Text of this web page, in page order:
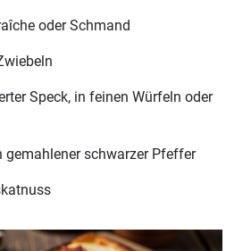
oder Schmand
Speck, in feinen Würfeln oder
gemahlener schwarzer Pfeffer